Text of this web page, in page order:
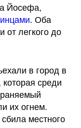
Йосефа,
. Оба
от легкого до
в город в
среди
их огнем.
местного